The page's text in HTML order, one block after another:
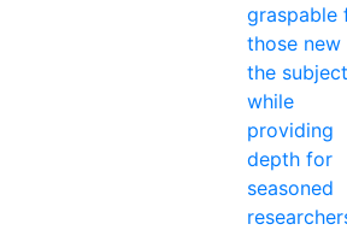
graspable
those
the subject
while
providing
depth for
seasoned